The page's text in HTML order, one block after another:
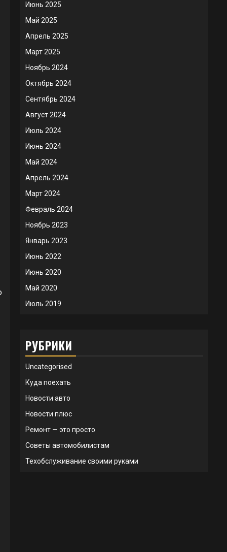
Июнь 2025
Май 2025
Апрель 2025
Март 2025
Ноябрь 2024
Октябрь 2024
Сентябрь 2024
Август 2024
Июль 2024
Июнь 2024
Май 2024
Апрель 2024
Март 2024
Февраль 2024
Ноябрь 2023
Январь 2023
Июнь 2022
Июнь 2020
Май 2020
Июль 2019
РУБРИКИ
Uncategorised
Куда поехать
Новости авто
Новости плюс
Ремонт — это просто
Советы автомобилистам
Техобслуживание своими руками